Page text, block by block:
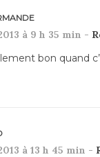
à 9 h 35 min -
bon quand
à 13 h 45 min -